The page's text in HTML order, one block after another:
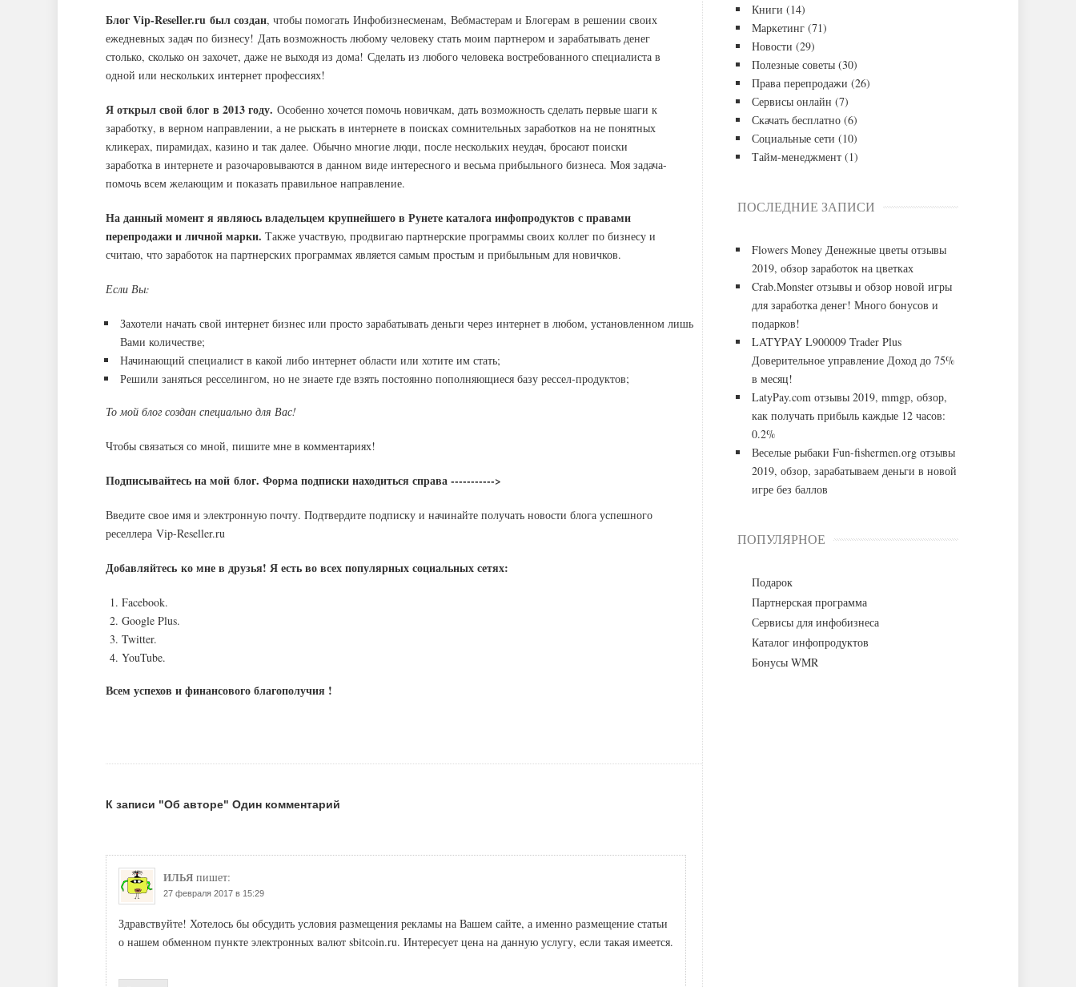
Блог Vip-Reseller.ru был создан, чтобы помогать Инфобизнесменам, Вебмастерам и Блогерам в решении своих
ежедневных задач по бизнесу! Дать возможность любому человеку стать моим партнером и зарабатывать денег
столько, сколько он захочет, даже не выходя из дома! Сделать из любого человека востребованного специалиста в
одной или нескольких интернет профессиях!
Я открыл свой блог в 2013 году. Особенно хочется помочь новичкам, дать возможность сделать первые шаги к
заработку, в верном направлении, а не рыскать в интернете в поисках сомнительных заработков на не понятных
кликерах, пирамидах, казино и так далее. Обычно многие люди, после нескольких неудач, бросают поиски
заработка в интернете и разочаровываются в данном виде интересного и весьма прибыльного бизнеса. Моя задача-
помочь всем желающим и показать правильное направление.
На данный момент я являюсь владельцем крупнейшего в Рунете каталога инфопродуктов с правами
перепродажи и личной марки. Также участвую, продвигаю партнерские программы своих коллег по бизнесу и
считаю, что заработок на партнерских программах является самым простым и прибыльным для новичков.
Если Вы:
Захотели начать свой интернет бизнес или просто зарабатывать деньги через интернет в любом, установленном лишь
Вами количестве;
Начинающий специалист в какой либо интернет области или хотите им стать;
Решили заняться ресселингом, но не знаете где взять постоянно пополняющиеся базу рессел-продуктов;
То мой блог создан специально для Вас!
Чтобы связаться со мной, пишите мне в комментариях!
Подписывайтесь на мой блог. Форма подписки находиться справа ----------->
Введите свое имя и электронную почту. Подтвердите подписку и начинайте получать новости блога успешного
реселлера Vip-Reseller.ru
Добавляйтесь ко мне в друзья! Я есть во всех популярных социальных сетях:
Facebook.
Google Plus.
Twitter.
YouTube.
Всем успехов и финансового благополучия !
К записи "Об авторе" Один комментарий
ИЛЬЯ пишет:
27 февраля 2017 в 15:29
Здравствуйте! Хотелось бы обсудить условия размещения рекламы на Вашем сайте, а именно размещение статьи
о нашем обменном пункте электронных валют sbitcoin.ru. Интересует цена на данную услугу, если такая имеется.
Книги (14)
Маркетинг (71)
Новости (29)
Полезные советы (30)
Права перепродажи (26)
Сервисы онлайн (7)
Скачать бесплатно (6)
Социальные сети (10)
Тайм-менеджмент (1)
ПОСЛЕДНИЕ ЗАПИСИ
Flowers Money Денежные цветы отзывы
2019, обзор заработок на цветках
Crab.Monster отзывы и обзор новой игры
для заработка денег! Много бонусов и
подарков!
LATYPAY L900009 Trader Plus
Доверительное управление Доход до 75%
в месяц!
LatyPay.com отзывы 2019, mmgp, обзор,
как получать прибыль каждые 12 часов:
0.2%
Веселые рыбаки Fun-fishermen.org отзывы
2019, обзор, зарабатываем деньги в новой
игре без баллов
ПОПУЛЯРНОЕ
Подарок
Партнерская программа
Сервисы для инфобизнеса
Каталог инфопродуктов
Бонусы WMR